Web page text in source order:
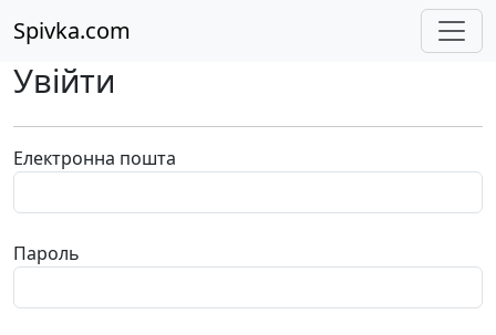
Spivka.com
Увійти
Електронна пошта
Пароль